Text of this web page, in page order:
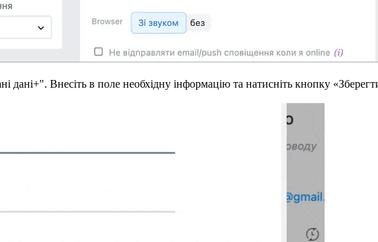
дані+". Внесіть в поле необхідну інформацію та натисніть кнопку